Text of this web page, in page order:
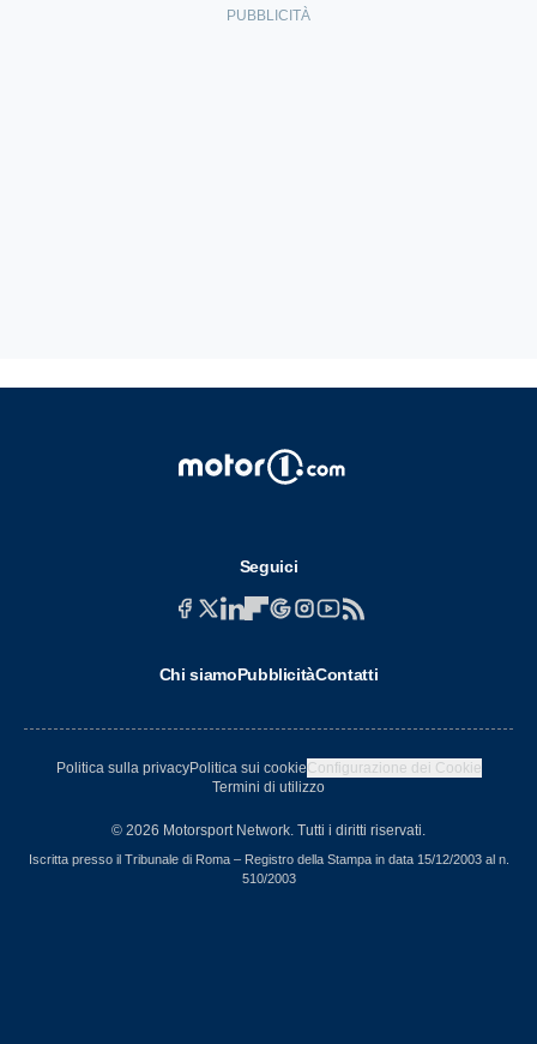
Seguici
Chi siamoPubblicitàContatti
Politica sulla privacyPolitica sui cookieConfigurazione dei Cookie
Termini di utilizzo
© 2026 Motorsport Network. Tutti i diritti riservati.
Iscritta presso il Tribunale di Roma – Registro della Stampa in data 15/12/2003 al n.
510/2003